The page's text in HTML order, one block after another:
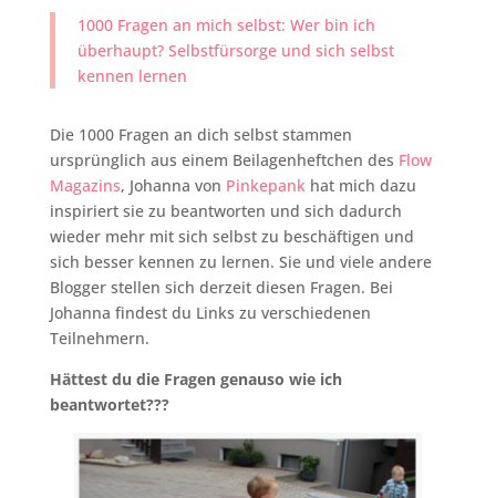
1000 Fragen an mich selbst: Wer bin ich
überhaupt? Selbstfürsorge und sich selbst
kennen lernen
Die 1000 Fragen an dich selbst stammen
ursprünglich aus einem Beilagenheftchen des Flow
Magazins, Johanna von Pinkepank hat mich dazu
inspiriert sie zu beantworten und sich dadurch
wieder mehr mit sich selbst zu beschäftigen und
sich besser kennen zu lernen. Sie und viele andere
Blogger stellen sich derzeit diesen Fragen. Bei
Johanna findest du Links zu verschiedenen
Teilnehmern.
Hättest du die Fragen genauso wie ich
beantwortet???